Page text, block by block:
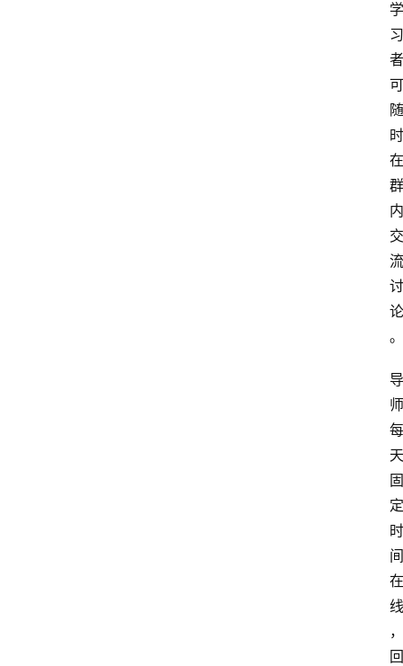
学
习
者
可
随
时
在
群
内
交
流
讨
论
。
导
师
每
天
固
定
时
间
在
线
，
回